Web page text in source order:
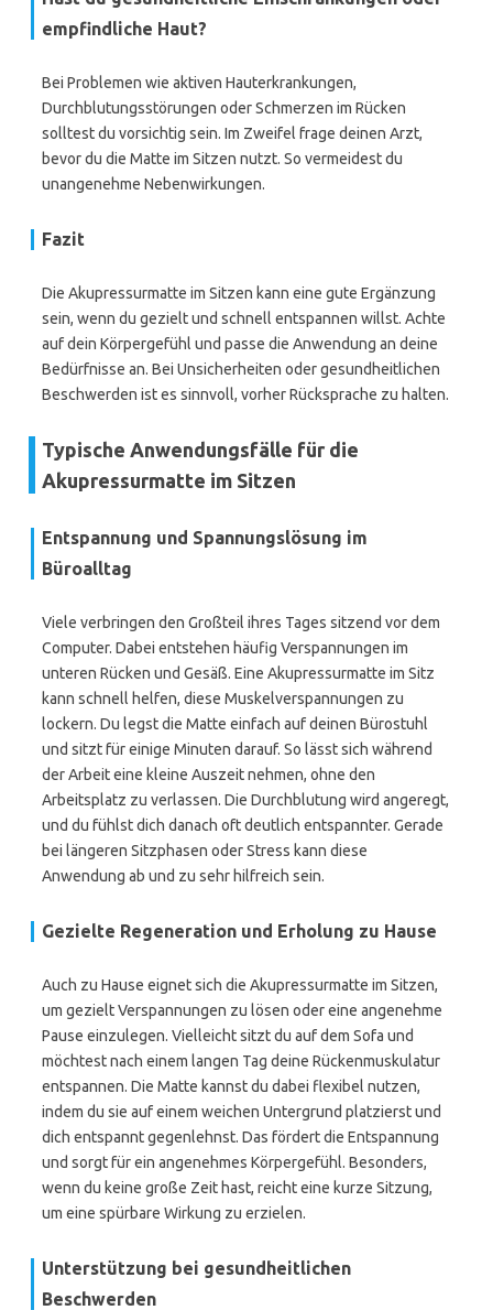
empfindliche Haut?
Bei Problemen wie aktiven Hauterkrankungen,
Durchblutungsstörungen oder Schmerzen im Rücken
solltest du vorsichtig sein. Im Zweifel frage deinen Arzt,
bevor du die Matte im Sitzen nutzt. So vermeidest du
unangenehme Nebenwirkungen.
Fazit
Die Akupressurmatte im Sitzen kann eine gute Ergänzung
sein, wenn du gezielt und schnell entspannen willst. Achte
auf dein Körpergefühl und passe die Anwendung an deine
Bedürfnisse an. Bei Unsicherheiten oder gesundheitlichen
Beschwerden ist es sinnvoll, vorher Rücksprache zu halten.
Typische Anwendungsfälle für die
Akupressurmatte im Sitzen
Entspannung und Spannungslösung im
Büroalltag
Viele verbringen den Großteil ihres Tages sitzend vor dem
Computer. Dabei entstehen häufig Verspannungen im
unteren Rücken und Gesäß. Eine Akupressurmatte im Sitz
kann schnell helfen, diese Muskelverspannungen zu
lockern. Du legst die Matte einfach auf deinen Bürostuhl
und sitzt für einige Minuten darauf. So lässt sich während
der Arbeit eine kleine Auszeit nehmen, ohne den
Arbeitsplatz zu verlassen. Die Durchblutung wird angeregt,
und du fühlst dich danach oft deutlich entspannter. Gerade
bei längeren Sitzphasen oder Stress kann diese
Anwendung ab und zu sehr hilfreich sein.
Gezielte Regeneration und Erholung zu Hause
Auch zu Hause eignet sich die Akupressurmatte im Sitzen,
um gezielt Verspannungen zu lösen oder eine angenehme
Pause einzulegen. Vielleicht sitzt du auf dem Sofa und
möchtest nach einem langen Tag deine Rückenmuskulatur
entspannen. Die Matte kannst du dabei flexibel nutzen,
indem du sie auf einem weichen Untergrund platzierst und
dich entspannt gegenlehnst. Das fördert die Entspannung
und sorgt für ein angenehmes Körpergefühl. Besonders,
wenn du keine große Zeit hast, reicht eine kurze Sitzung,
um eine spürbare Wirkung zu erzielen.
Unterstützung bei gesundheitlichen
Beschwerden